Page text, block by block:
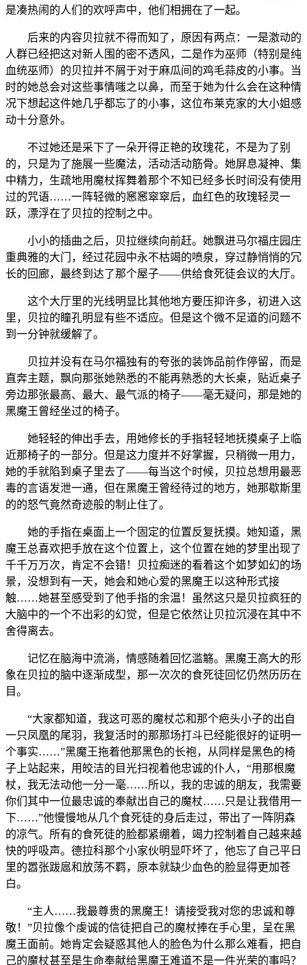
是凑热闹的人们的欢呼声中，他们相拥在了一起。
后来的内容贝拉就不得而知了，原因有两点：一是激动的
人群已经把这对新人围的密不透风，二是作为巫师（特别是纯
血统巫师）的贝拉并不屑于对于麻瓜间的鸡毛蒜皮的小事。当
时的她总会对这些事情嗤之以鼻，而至于她为什么会在这种情
况下想起这件她几乎都忘了的小事，这位布莱克家的大小姐感
动十分意外。
不过她还是采下了一朵开得正艳的玫瑰花，不是为了别
的，只是为了施展一些魔法，活动活动筋骨。她屏息凝神、集
中精力，生疏地用魔杖挥舞着那个不知已经多长时间没有使用
过的咒语……一阵轻微的窸窸窣窣后，血红色的玫瑰轻灵一
跃，漂浮在了贝拉的控制之中。
小小的插曲之后，贝拉继续向前赶。她飘进马尔福庄园庄
重典雅的大门，经过花园中永不枯竭的喷泉，穿过静悄悄的冗
长的回廊，最终到达了那个屋子——供给食死徒会议的大厅。
这个大厅里的光线明显比其他地方要压抑许多，初进入这
里，贝拉的瞳孔明显有些不适应。但是这个微不足道的问题不
到一分钟就缓解了。
贝拉并没有在马尔福独有的夸张的装饰品前作停留，而是
直奔主题，飘向那张她熟悉的不能再熟悉的大长桌，贴近桌子
旁边那张最高、最大、最气派的椅子——毫无疑问，那是她的
黑魔王曾经坐过的椅子。
她轻轻的伸出手去，用她修长的手指轻轻地抚摸桌子上临
近那椅子的一部分。但是这力度并不好掌握，只稍微一用力，
她的手就陷到桌子里去了——每当这个时候，贝拉总想用最恶
毒的言语发泄一通，但在黑魔王曾经待过的地方，她那歇斯里
的的怒气竟然奇迹般的制止住了。
她的手指在桌面上一个固定的位置反复抚摸。她知道，黑
魔王总喜欢把手放在这个位置上，这个位置在她的梦里出现了
千千万万次，肯定不会错！贝拉痴迷的看着这个如梦如幻的场
景，没想到有一天，她会和她心爱的黑魔王以这种形式接
触……她甚至感受到了他手指的余温！虽然这只是贝拉疯狂的
大脑中的一个不出彩的幻觉，但是它依然让贝拉沉浸在其中不
舍得离去。
记忆在脑海中流淌，情感随着回忆滥觞。黑魔王高大的形
象在贝拉的脑中逐渐成型，那一次次的食死徒回忆仍然历历在
目。
“大家都知道，我这可恶的魔杖芯和那个疤头小子的出自
一只凤凰的尾羽，我复活时的那那场打斗已经能很好的证明一
个事实……”黑魔王拖着他那黑色的长袍，从同样是黑色的椅
子上站起来，用皎洁的目光扫视着他忠诚的仆人，“用那根魔
杖，我无法动他一分一毫……所以，我的忠诚的朋友，我需要
你们其中一位最忠诚的奉献出自己的魔杖……只是让我借用一
下……”他慢慢地从几个食死徒的身后走过，带出了一阵阴森
的凉气。所有的食死徒的脸都紧绷着，竭力控制着自己越来越
快的呼吸声。德拉科那个小家伙明显吓坏了，他忘了自己平日
里的嚣张跋扈和放荡不羁，原本就缺少血色的脸显得更加苍
白。
“主人……我最尊贵的黑魔王！请接受我对您的忠诚和尊
敬！”贝拉像个虔诚的信徒把自己的魔杖捧在手心里，呈在黑
魔王面前。她肯定会疑惑其他人的脸色为什么那么难看，把自
己的魔杖甚至是生命奉献给黑魔王难道不是一件光荣的事吗？